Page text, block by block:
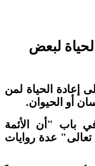
لبعض
إعادة الحياة لمن
أو الحيوان.
"أن الأئمة
عدة روايات